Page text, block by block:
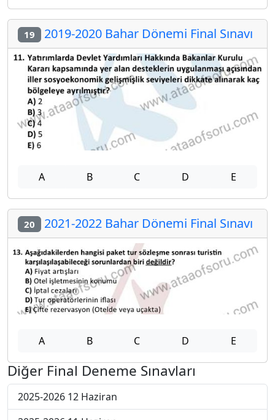
19 2019-2020 Bahar Dönemi Final Sınavı
A B C D E
20 2021-2022 Bahar Dönemi Final Sınavı
A B C D E
Diğer Final Deneme Sınavları
2025-2026 12 Haziran